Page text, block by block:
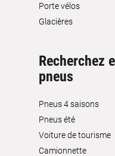
Porte vélos
Glacières
Recherchez
pneus
Pneus 4 saisons
Pneus été
Voiture de tourisme
Camionnette